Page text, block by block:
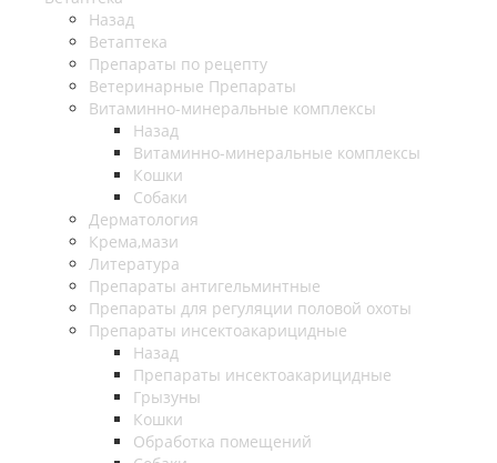
Назад
Ветаптека
Препараты по рецепту
Ветеринарные Препараты
Витаминно-минеральные комплексы
Назад
Витаминно-минеральные комплексы
Кошки
Собаки
Дерматология
Крема,мази
Литература
Препараты антигельминтные
Препараты для регуляции половой охоты
Препараты инсектоакарицидные
Назад
Препараты инсектоакарицидные
Грызуны
Кошки
Обработка помещений